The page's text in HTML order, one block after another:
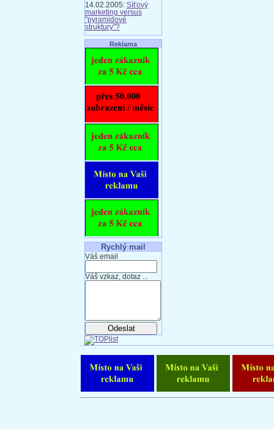
14.02.2005: Síťový
marketing versus
"pyramidové
struktury"?
Reklama
Rychlý mail
Váš email
Váš vzkaz, dotaz ...